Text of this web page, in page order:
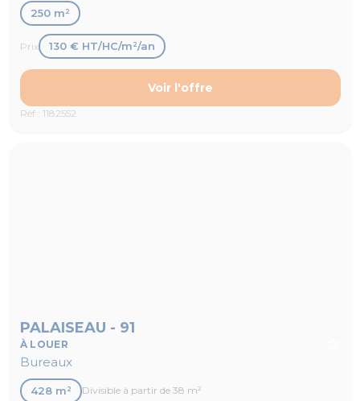
250 m²
Prix 130 € HT/HC/m²/an
Réf : 1182552
Voir l'offre
PALAISEAU - 91
À LOUER
Bureaux
428 m² Divisible à partir de 38 m²